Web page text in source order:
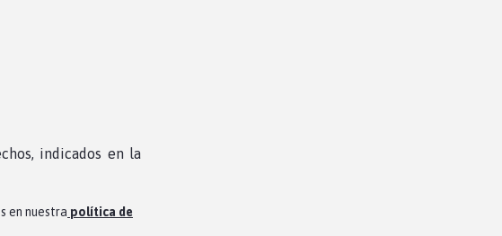
indicados en la
en nuestra política de